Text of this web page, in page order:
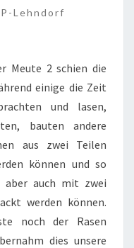
Lehndorf
Meute 2 schien die
einige die Zeit
und lasen,
bauten andere
aus zwei Teilen
können und so
aber auch mit zwei
werden können.
noch der Rasen
dies unsere